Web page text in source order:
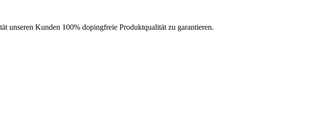
unseren Kunden 100% dopingfreie Produktqualität zu garantieren.